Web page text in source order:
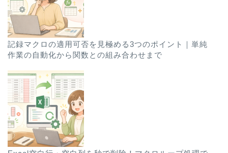
記録マクロの適用可否を見極める3つのポイント｜単純
作業の自動化から関数との組み合わせまで